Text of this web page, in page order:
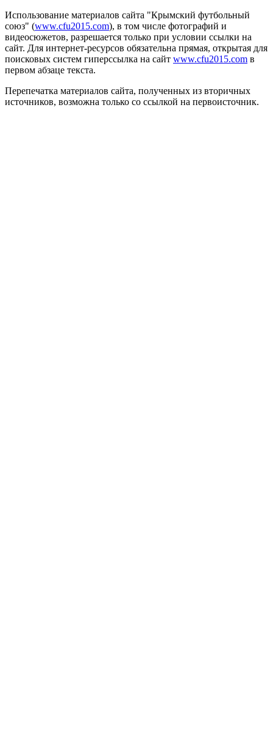
Использование материалов сайта "Крымский футбольный
союз" (www.cfu2015.com), в том числе фотографий и
видеосюжетов, разрешается только при условии ссылки на
сайт. Для интернет-ресурсов обязательна прямая, открытая для
поисковых систем гиперссылка на сайт www.cfu2015.com в
первом абзаце текста.
Перепечатка материалов сайта, полученных из вторичных
источников, возможна только со ссылкой на первоисточник.